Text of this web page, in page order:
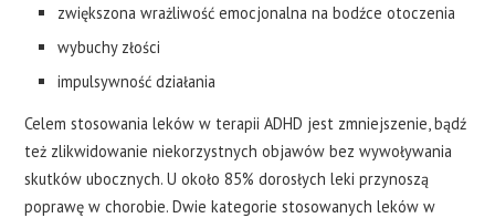
zwiększona wrażliwość emocjonalna na bodźce otoczenia
wybuchy złości
impulsywność działania
Celem stosowania leków w terapii ADHD jest zmniejszenie, bądź
też zlikwidowanie niekorzystnych objawów bez wywoływania
skutków ubocznych. U około 85% dorosłych leki przynoszą
poprawę w chorobie. Dwie kategorie stosowanych leków w